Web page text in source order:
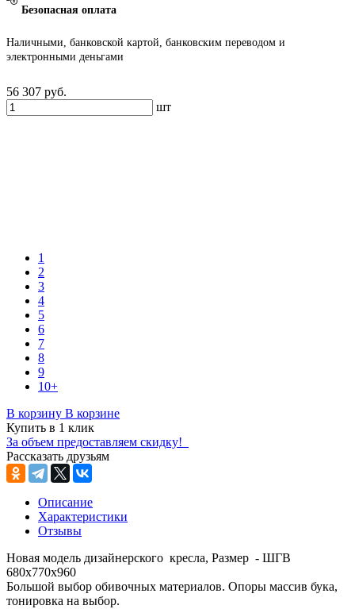
Безопасная оплата
Наличными, банковской картой, банковским переводом и
электронными деньгами
56 307 руб.
шт
1
2
3
4
5
6
7
8
9
10+
В корзину В корзине
Купить в 1 клик
За объем предоставляем скидку!
Рассказать друзьям
Описание
Характеристики
Отзывы
Новая модель дизайнерского кресла, Размер - ШГВ
680х770х960
Большой выбор обивочных материалов. Опоры массив бука,
тонировка на выбор.